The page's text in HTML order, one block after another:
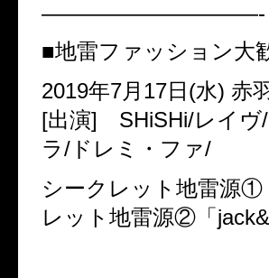
——————————-
■地雷ファッション大
2019年7月 17日 (水) 赤
[出演] SHiSHi/レイヴ
ラ/ ドレミ・ファ/
シークレット地雷源①
レット地雷源②「